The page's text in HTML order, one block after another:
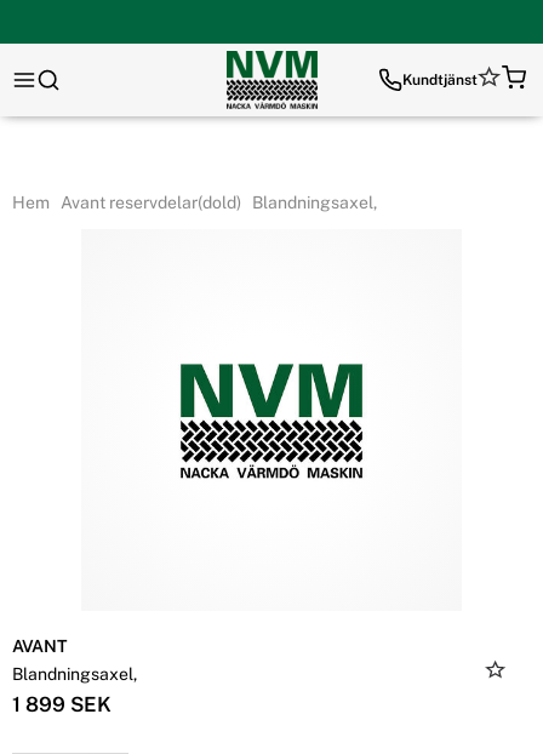
Kundtjänst
Hem Avant reservdelar(dold) Blandningsaxel,
AVANT
Blandningsaxel,
1 899 SEK